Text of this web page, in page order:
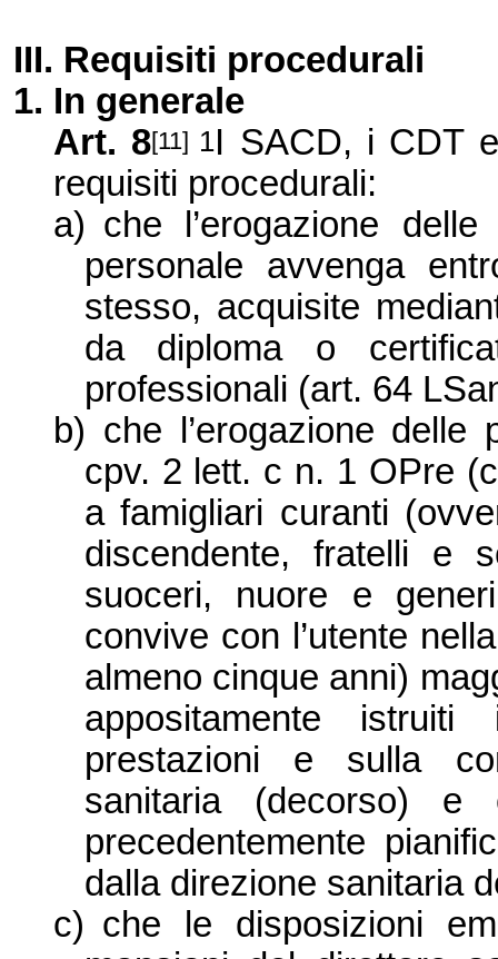
III. Requisiti procedurali
1. In generale
Art. 8[11] 1I SACD, i CDT
requisiti procedurali:
a) che l’erogazione
personale avvenga
stesso, acquisite
da diploma o
professionali (art. 64
b) che l’erogazione delle
cpv. 2 lett. c n. 1 OPre
a famigliari curanti
discendente, fratelli e
suoceri, nuore e
convive con l’utente
almeno cinque anni)
appositamente
prestazioni e sulla
sanitaria (decorso)
precedentemente
dalla direzione sanitaria
c) che le disposizioni